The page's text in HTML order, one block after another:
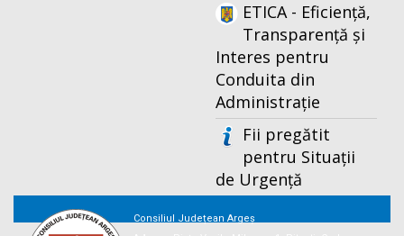
ETICA - Eficiență,
Transparență și
Interes pentru
Conduita din
Administrație
Fii pregătit
pentru Situații
de Urgență
Consiliul Județean Argeș